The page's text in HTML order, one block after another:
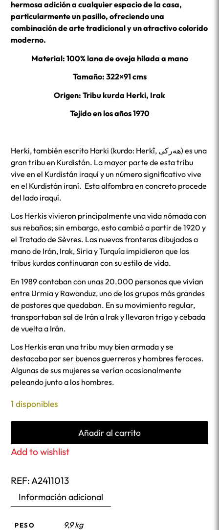
hermosa adición a cualquier espacio de la casa,
particularmente un pasillo, ofreciendo una
combinación de arte tradicional y un atractivo colorido
moderno.
Material: 100% lana de oveja hilada a mano
Tamaño: 322×91 cms
Origen: Tribu kurda Herki, Irak
Tejido en los años 1970
Herki, también escrito Harki (kurdo: Herkî, ھەرکی) es una
gran tribu en Kurdistán. La mayor parte de esta tribu
vive en el Kurdistán iraquí y un número significativo vive
en el Kurdistán iraní. Esta alfombra en concreto procede
del lado iraquí.
Los Herkis vivieron principalmente una vida nómada con
sus rebaños; sin embargo, esto cambió a partir de 1920 y
el Tratado de Sèvres. Las nuevas fronteras dibujadas a
mano de Irán, Irak, Siria y Turquía impidieron que las
tribus kurdas continuaran con su estilo de vida.
En 1989 contaban con unas 20.000 personas que vivían
entre Urmia y Rawanduz, uno de los grupos más grandes
de pastores que quedaban. En su movimiento regular,
transportaban sal de Irán a Irak y llevaron trigo y cebada
de vuelta a Irán.
Los Herkis eran una tribu muy bien armada y se
destacaba por ser buenos guerreros y hombres feroces.
Algunas de sus mujeres se verían ocasionalmente
peleando junto a los hombres.
1 disponibles
Añadir al carrito
Add to wishlist
REF:A2411013
Información adicional
PESO 9,9 kg